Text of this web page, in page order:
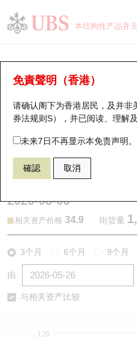
本结构性产品并
免責聲明（香港）
请确认阁下为香港居民，及并
券法规则S），并已阅读、理解
未来7日不再显示本免责声明。
確認 取消
认股证分析仪
表现 街货统计 比较
29594 瑞银认购
2026-08-06
相关资产价格 34.9 街货量
3个月 6个月 9个月
由
与相关资产比较
120
瑞银认股证一览
新发行瑞银认股证
即将到期认股证
认股证到期结算价查找
认股证分析仪
认股证/牛熊证日志
街货统计
比较
牛熊全景快搜
牛熊证搜寻
牛熊证街货分布图
正股牛熊证列表
新发行瑞银牛熊证
牛熊证到期结算价查找
街货统计
比较
十大升幅/跌幅
十大认股证成交分布
十天股证占大市成交
资金流
街货统计
正股分析仪
二十大活跃股份
恒指成份股
国指成份股
科指成份股
中资ETFs溢价比较
持股比重
显示所有持股比重
每月轮证大市专题
轮证专栏
讲座及教育短片
认股证投资者教育
牛熊证投资者教育